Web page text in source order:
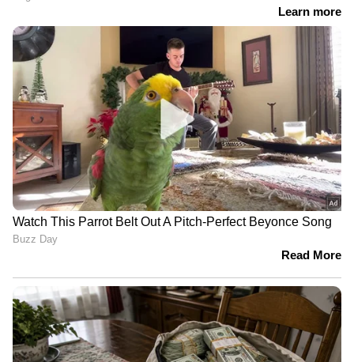
കാണാതായ ഗൗതം കൃഷ്ണൻ്റെ
അമ്മയുമായി നടത്തിയ ചർച്ചയിൽ
'ഡിമാൻ്റ് പരാമർശം; ഉദ്യോഗസ്ഥയെ
സ്ഥലംമാറ്റി|Kollam